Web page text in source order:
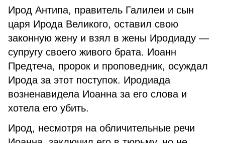
Ирод Антипа, правитель Галилеи и сын
царя Ирода Великого, оставил свою
законную жену и взял в жены Иродиаду —
супругу своего живого брата. Иоанн
Предтеча, пророк и проповедник, осуждал
Ирода за этот поступок. Иродиада
возненавидела Иоанна за его слова и
хотела его убить.
Ирод, несмотря на обличительные речи